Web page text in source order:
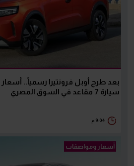
بعد طرح أوبل فرونتيرا رسمياً..
سيارة 7 مقاعد في السوق المصري
9:04 م
أسعار ومواصفات